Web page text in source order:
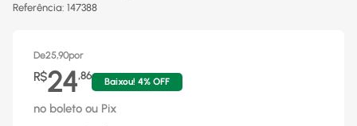
Referência: 147388
De25,90por
R$24,86
Baixou! 4% OFF
no boleto ou Pix